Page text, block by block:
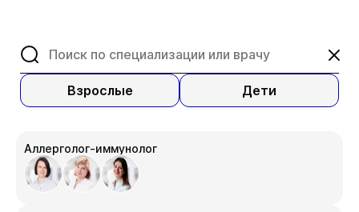
Взрослые Дети
Аллерголог-иммунолог